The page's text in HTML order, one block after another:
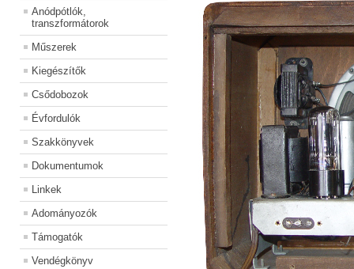
Anódpótlók,
transzformátorok
Műszerek
Kiegészítők
Csődobozok
Évfordulók
Szakkönyvek
Dokumentumok
Linkek
Adományozók
Támogatók
Vendégkönyv